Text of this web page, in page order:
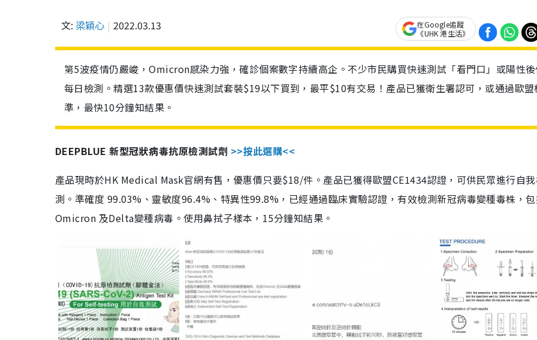
文: 梁穎心 2022.03.13
在Google追蹤
《UHK 港生活》
第5波疫情仍嚴峻，Omicron感染力強，確診個案數字持續高企。不少市民購買快速測試「看門口」或陽性
每日檢測。精選13款優惠價快速測試套裝$19以下買到，最平$10有交易！產品已獲衛生署認可，或通過歐盟
準，最快10分鐘知結果。
DEEPBLUE 新型冠狀病毒抗原檢測試劑 >>按此選購<<
產品現時於HK Medical Mask官網有售，優惠價只要$18/件。產品已獲得歐盟CE1434認證，可供民眾進行自
測。準確度 99.03%、靈敏度96.4%、特異性99.8%，已經通過臨床實驗認證，有效檢測新冠病毒變種毒株，
Omicron 及Delta變種病毒。使用鼻拭子樣本，15分鐘知結果。